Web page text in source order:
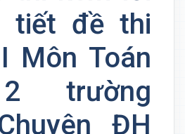
tiết đề thi
Môn Toán
trường
ĐH